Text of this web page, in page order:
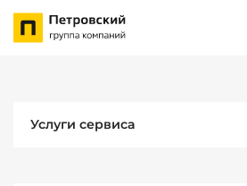
Услуги сервиса